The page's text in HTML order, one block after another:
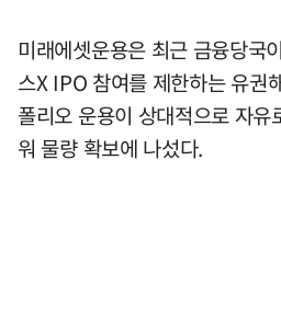
미래에셋운용은 최근 금융당국
스X IPO 참여를 제한하는 유권
폴리오 운용이 상대적으로 자
워 물량 확보에 나섰다.